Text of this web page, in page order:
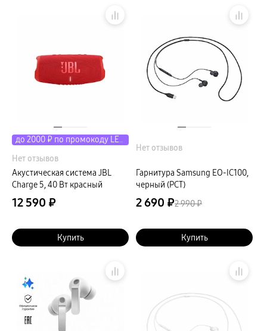
до 2000 ₽ по промокоду LETO
Нет отзывов
Акустическая система JBL
Charge 5, 40 Вт красный
12 590 ₽
Купить
Нет отзывов
Гарнитура Samsung EO-IC100,
черный (РСТ)
2 690 ₽2 990 ₽
Купить